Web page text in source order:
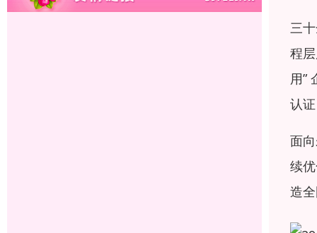
三
程
用”
认
面
续
造